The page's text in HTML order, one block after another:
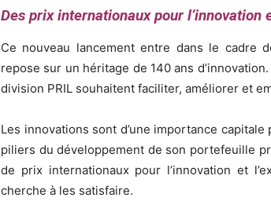
Des prix internationaux pour l’innovation
Ce nouveau lancement entre dans le cadre
repose sur un héritage de 140 ans
division PRIL souhaitent faciliter, améliorer et
Les innovations sont d’une importance
piliers du développement de son portefeuille
de prix internationaux pour l’innovation et
cherche à les satisfaire.